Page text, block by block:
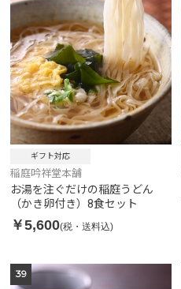
ギフト対応
稲庭吟祥堂本舗
お湯を注ぐだけの稲庭うどん
（かき卵付き）8食セット
￥5,600(税・送料込)
39